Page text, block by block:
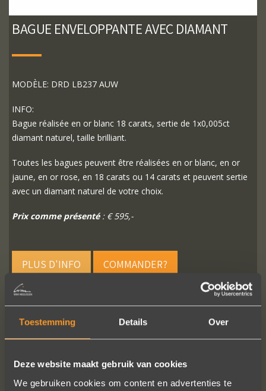
Toestemming Details Over
Deze website maakt gebruik van cookies
We gebruiken cookies om content en advertenties te
BAGUE ENVELOPPANTE AVEC DIAMANT
MODÈLE: DRD LB237 AUW
INFO:
Bague réalisée en or blanc 18 carats, sertie de 1x0,005ct
diamant naturel, taille brilliant.
Toutes les bagues peuvent être réalisées en or blanc, en or
jaune, en or rose, en 18 carats ou 14 carats et peuvent sertie
avec un diamant naturel de votre choix.
Prix comme présenté: € 595,-
PLUS D'INFO COMMANDER?
SUIVEZ-NOUS SUR LES MÉDIAS SOCIAUX